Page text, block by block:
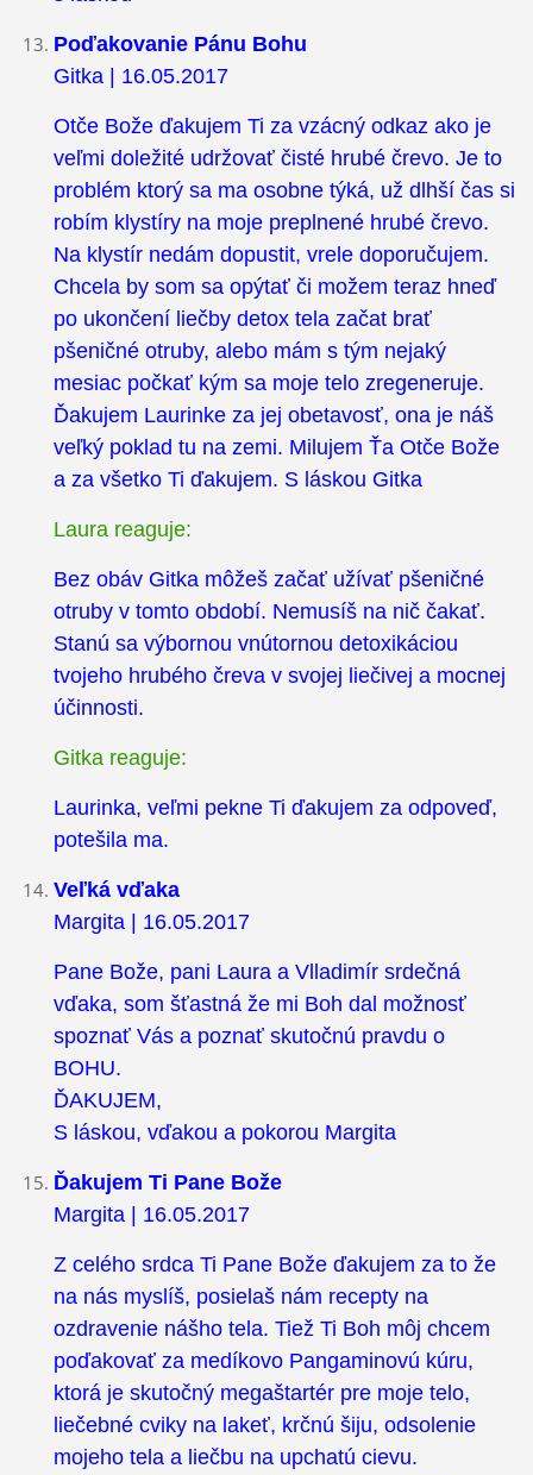
Poďakovanie Pánu Bohu
Gitka | 16.05.2017
Otče Bože ďakujem Ti za vzácný odkaz ako je
veľmi doležité udržovať čisté hrubé črevo. Je to
problém ktorý sa ma osobne týká, už dlhší čas si
robím klystíry na moje preplnené hrubé črevo.
Na klystír nedám dopustit, vrele doporučujem.
Chcela by som sa opýtať či možem teraz hneď
po ukončení liečby detox tela začat brať
pšeničné otruby, alebo mám s tým nejaký
mesiac počkať kým sa moje telo zregeneruje.
Ďakujem Laurinke za jej obetavosť, ona je náš
veľký poklad tu na zemi. Milujem Ťa Otče Bože
a za všetko Ti ďakujem. S láskou Gitka
Laura reaguje:
Bez obáv Gitka môžeš začať užívať pšeničné
otruby v tomto období. Nemusíš na nič čakať.
Stanú sa výbornou vnútornou detoxikáciou
tvojeho hrubého čreva v svojej liečivej a mocnej
účinnosti.
Gitka reaguje:
Laurinka, veľmi pekne Ti ďakujem za odpoveď,
potešila ma.
Veľká vďaka
Margita | 16.05.2017
Pane Bože, pani Laura a Vlladimír srdečná
vďaka, som šťastná že mi Boh dal možnosť
spoznať Vás a poznať skutočnú pravdu o
BOHU.
ĎAKUJEM,
S láskou, vďakou a pokorou Margita
Ďakujem Ti Pane Bože
Margita | 16.05.2017
Z celého srdca Ti Pane Bože ďakujem za to že
na nás myslíš, posielaš nám recepty na
ozdravenie nášho tela. Tiež Ti Boh môj chcem
poďakovať za medíkovo Pangaminovú kúru,
ktorá je skutočný megaštartér pre moje telo,
liečebné cviky na lakeť, krčnú šiju, odsolenie
mojeho tela a liečbu na upchatú cievu.